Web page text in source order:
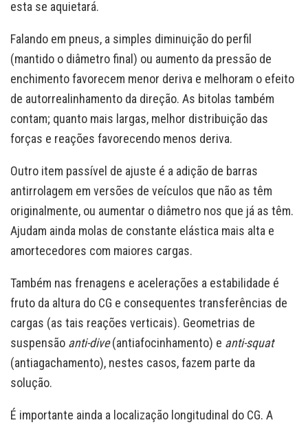
esta se aquietará.
Falando em pneus, a simples diminuição do perfil
(mantido o diâmetro final) ou aumento da pressão de
enchimento favorecem menor deriva e melhoram o efeito
de autorrealinhamento da direção. As bitolas também
contam; quanto mais largas, melhor distribuição das
forças e reações favorecendo menos deriva.
Outro item passível de ajuste é a adição de barras
antirrolagem em versões de veículos que não as têm
originalmente, ou aumentar o diâmetro nos que já as têm.
Ajudam ainda molas de constante elástica mais alta e
amortecedores com maiores cargas.
Também nas frenagens e acelerações a estabilidade é
fruto da altura do CG e consequentes transferências de
cargas (as tais reações verticais). Geometrias de
suspensão anti-dive(antiafocinhamento) e anti-squat
(antiagachamento), nestes casos, fazem parte da
solução.
É importante ainda a localização longitudinal do CG. A